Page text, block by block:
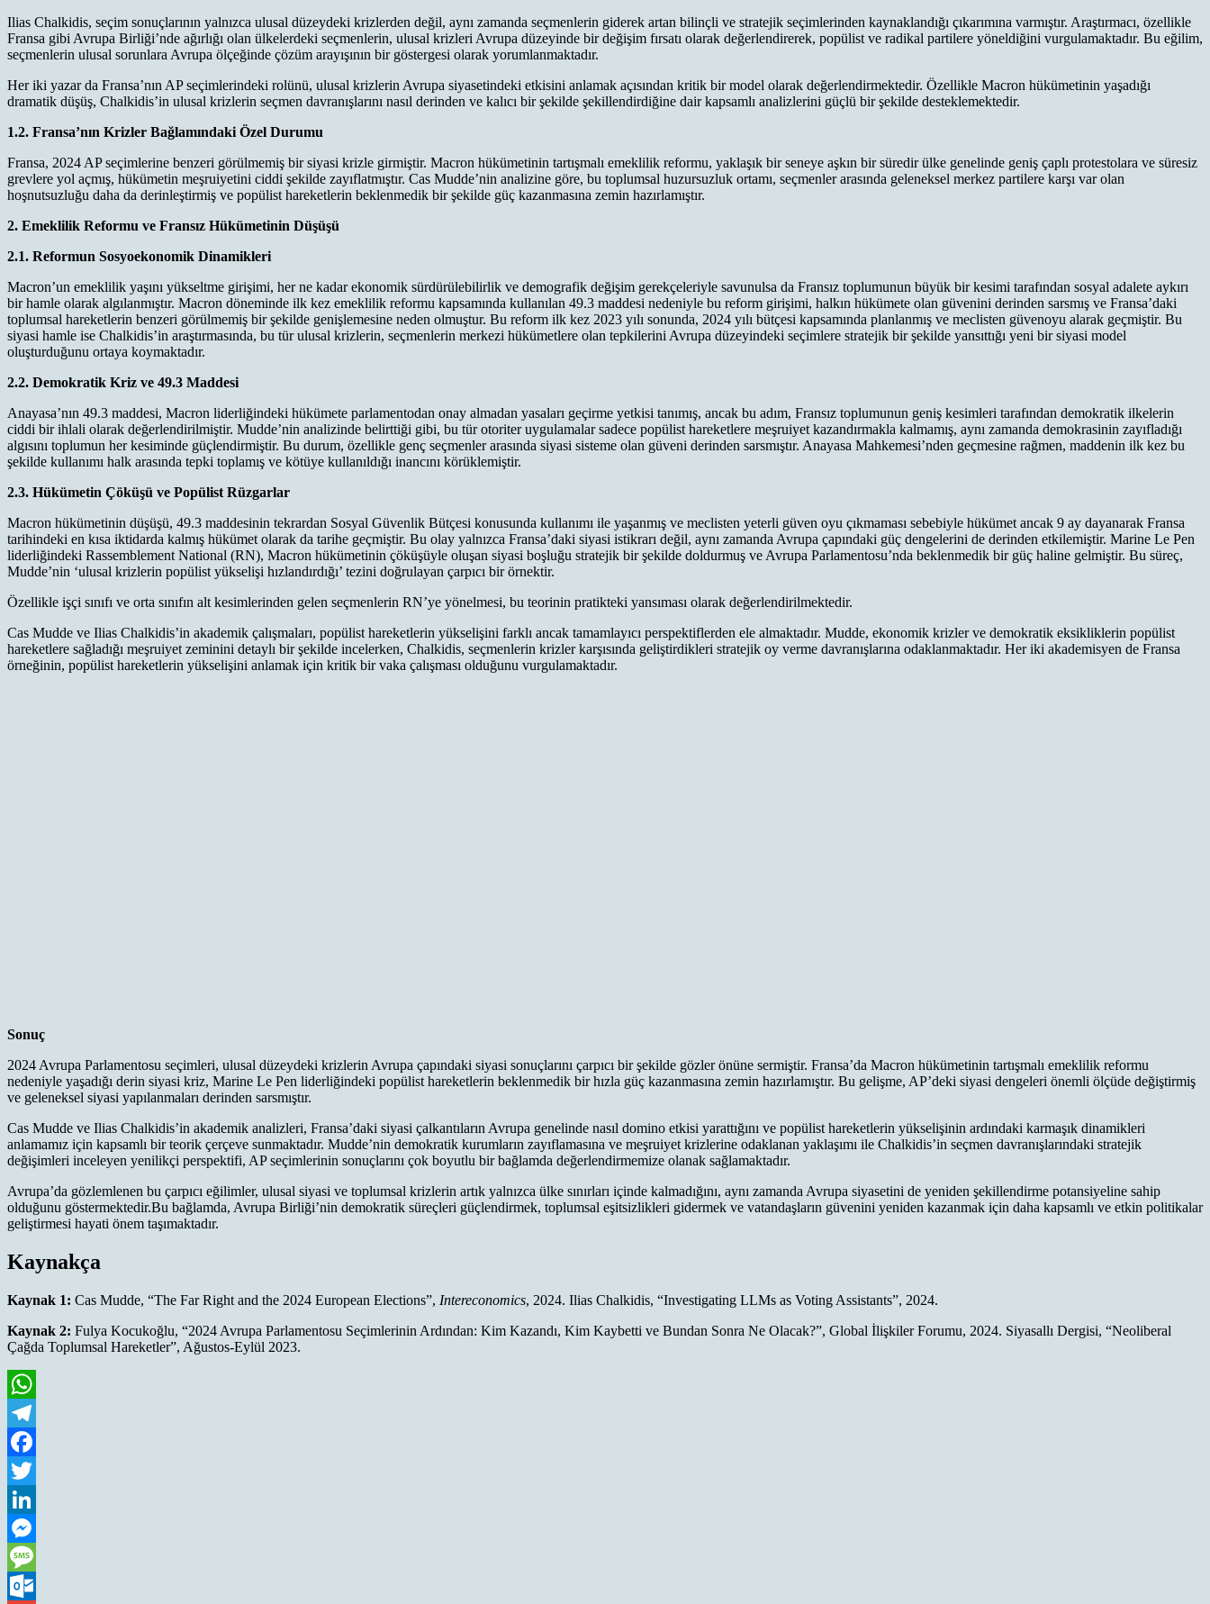
Ilias Chalkidis, seçim sonuçlarının yalnızca ulusal düzeydeki krizlerden değil, aynı zamanda seçmenlerin giderek artan bilinçli ve stratejik seçimlerinden kaynaklandığı çıkarımına varmıştır. Araştırmacı, özellikle
Fransa gibi Avrupa Birliği’nde ağırlığı olan ülkelerdeki seçmenlerin, ulusal krizleri Avrupa düzeyinde bir değişim fırsatı olarak değerlendirerek, popülist ve radikal partilere yöneldiğini vurgulamaktadır. Bu eğilim,
seçmenlerin ulusal sorunlara Avrupa ölçeğinde çözüm arayışının bir göstergesi olarak yorumlanmaktadır.
Her iki yazar da Fransa’nın AP seçimlerindeki rolünü, ulusal krizlerin Avrupa siyasetindeki etkisini anlamak açısından kritik bir model olarak değerlendirmektedir. Özellikle Macron hükümetinin yaşadığı
dramatik düşüş, Chalkidis’in ulusal krizlerin seçmen davranışlarını nasıl derinden ve kalıcı bir şekilde şekillendirdiğine dair kapsamlı analizlerini güçlü bir şekilde desteklemektedir.
1.2. Fransa’nın Krizler Bağlamındaki Özel Durumu
Fransa, 2024 AP seçimlerine benzeri görülmemiş bir siyasi krizle girmiştir. Macron hükümetinin tartışmalı emeklilik reformu, yaklaşık bir seneye aşkın bir süredir ülke genelinde geniş çaplı protestolara ve süresiz
grevlere yol açmış, hükümetin meşruiyetini ciddi şekilde zayıflatmıştır. Cas Mudde’nin analizine göre, bu toplumsal huzursuzluk ortamı, seçmenler arasında geleneksel merkez partilere karşı var olan
hoşnutsuzluğu daha da derinleştirmiş ve popülist hareketlerin beklenmedik bir şekilde güç kazanmasına zemin hazırlamıştır.
2. Emeklilik Reformu ve Fransız Hükümetinin Düşüşü
2.1. Reformun Sosyoekonomik Dinamikleri
Macron’un emeklilik yaşını yükseltme girişimi, her ne kadar ekonomik sürdürülebilirlik ve demografik değişim gerekçeleriyle savunulsa da Fransız toplumunun büyük bir kesimi tarafından sosyal adalete aykırı
bir hamle olarak algılanmıştır. Macron döneminde ilk kez emeklilik reformu kapsamında kullanılan 49.3 maddesi nedeniyle bu reform girişimi, halkın hükümete olan güvenini derinden sarsmış ve Fransa’daki
toplumsal hareketlerin benzeri görülmemiş bir şekilde genişlemesine neden olmuştur. Bu reform ilk kez 2023 yılı sonunda, 2024 yılı bütçesi kapsamında planlanmış ve meclisten güvenoyu alarak geçmiştir. Bu
siyasi hamle ise Chalkidis’in araştırmasında, bu tür ulusal krizlerin, seçmenlerin merkezi hükümetlere olan tepkilerini Avrupa düzeyindeki seçimlere stratejik bir şekilde yansıttığı yeni bir siyasi model
oluşturduğunu ortaya koymaktadır.
2.2. Demokratik Kriz ve 49.3 Maddesi
Anayasa’nın 49.3 maddesi, Macron liderliğindeki hükümete parlamentodan onay almadan yasaları geçirme yetkisi tanımış, ancak bu adım, Fransız toplumunun geniş kesimleri tarafından demokratik ilkelerin
ciddi bir ihlali olarak değerlendirilmiştir. Mudde’nin analizinde belirttiği gibi, bu tür otoriter uygulamalar sadece popülist hareketlere meşruiyet kazandırmakla kalmamış, aynı zamanda demokrasinin zayıfladığı
algısını toplumun her kesiminde güçlendirmiştir. Bu durum, özellikle genç seçmenler arasında siyasi sisteme olan güveni derinden sarsmıştır. Anayasa Mahkemesi’nden geçmesine rağmen, maddenin ilk kez bu
şekilde kullanımı halk arasında tepki toplamış ve kötüye kullanıldığı inancını körüklemiştir.
2.3. Hükümetin Çöküşü ve Popülist Rüzgarlar
Macron hükümetinin düşüşü, 49.3 maddesinin tekrardan Sosyal Güvenlik Bütçesi konusunda kullanımı ile yaşanmış ve meclisten yeterli güven oyu çıkmaması sebebiyle hükümet ancak 9 ay dayanarak Fransa
tarihindeki en kısa iktidarda kalmış hükümet olarak da tarihe geçmiştir. Bu olay yalnızca Fransa’daki siyasi istikrarı değil, aynı zamanda Avrupa çapındaki güç dengelerini de derinden etkilemiştir. Marine Le Pen
liderliğindeki Rassemblement National (RN), Macron hükümetinin çöküşüyle oluşan siyasi boşluğu stratejik bir şekilde doldurmuş ve Avrupa Parlamentosu’nda beklenmedik bir güç haline gelmiştir. Bu süreç,
Mudde’nin ‘ulusal krizlerin popülist yükselişi hızlandırdığı’ tezini doğrulayan çarpıcı bir örnektir.
Özellikle işçi sınıfı ve orta sınıfın alt kesimlerinden gelen seçmenlerin RN’ye yönelmesi, bu teorinin pratikteki yansıması olarak değerlendirilmektedir.
Cas Mudde ve Ilias Chalkidis’in akademik çalışmaları, popülist hareketlerin yükselişini farklı ancak tamamlayıcı perspektiflerden ele almaktadır. Mudde, ekonomik krizler ve demokratik eksikliklerin popülist
hareketlere sağladığı meşruiyet zeminini detaylı bir şekilde incelerken, Chalkidis, seçmenlerin krizler karşısında geliştirdikleri stratejik oy verme davranışlarına odaklanmaktadır. Her iki akademisyen de Fransa
örneğinin, popülist hareketlerin yükselişini anlamak için kritik bir vaka çalışması olduğunu vurgulamaktadır.
Sonuç
2024 Avrupa Parlamentosu seçimleri, ulusal düzeydeki krizlerin Avrupa çapındaki siyasi sonuçlarını çarpıcı bir şekilde gözler önüne sermiştir. Fransa’da Macron hükümetinin tartışmalı emeklilik reformu
nedeniyle yaşadığı derin siyasi kriz, Marine Le Pen liderliğindeki popülist hareketlerin beklenmedik bir hızla güç kazanmasına zemin hazırlamıştır. Bu gelişme, AP’deki siyasi dengeleri önemli ölçüde değiştirmiş
ve geleneksel siyasi yapılanmaları derinden sarsmıştır.
Cas Mudde ve Ilias Chalkidis’in akademik analizleri, Fransa’daki siyasi çalkantıların Avrupa genelinde nasıl domino etkisi yarattığını ve popülist hareketlerin yükselişinin ardındaki karmaşık dinamikleri
anlamamız için kapsamlı bir teorik çerçeve sunmaktadır. Mudde’nin demokratik kurumların zayıflamasına ve meşruiyet krizlerine odaklanan yaklaşımı ile Chalkidis’in seçmen davranışlarındaki stratejik
değişimleri inceleyen yenilikçi perspektifi, AP seçimlerinin sonuçlarını çok boyutlu bir bağlamda değerlendirmemize olanak sağlamaktadır.
Avrupa’da gözlemlenen bu çarpıcı eğilimler, ulusal siyasi ve toplumsal krizlerin artık yalnızca ülke sınırları içinde kalmadığını, aynı zamanda Avrupa siyasetini de yeniden şekillendirme potansiyeline sahip
olduğunu göstermektedir.Bu bağlamda, Avrupa Birliği’nin demokratik süreçleri güçlendirmek, toplumsal eşitsizlikleri gidermek ve vatandaşların güvenini yeniden kazanmak için daha kapsamlı ve etkin politikalar
geliştirmesi hayati önem taşımaktadır.
Kaynakça
Kaynak 1: Cas Mudde, “The Far Right and the 2024 European Elections”, Intereconomics, 2024. Ilias Chalkidis, “Investigating LLMs as Voting Assistants”, 2024.
Kaynak 2: Fulya Kocukoğlu, “2024 Avrupa Parlamentosu Seçimlerinin Ardından: Kim Kazandı, Kim Kaybetti ve Bundan Sonra Ne Olacak?”, Global İlişkiler Forumu, 2024. Siyasallı Dergisi, “Neoliberal
Çağda Toplumsal Hareketler”, Ağustos-Eylül 2023.
WhatsApp
Telegram
Facebook
Twitter
LinkedIn
Messenger
Message